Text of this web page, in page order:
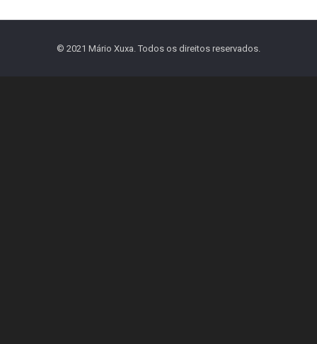
© 2021 Mário Xuxa. Todos os direitos reservados.